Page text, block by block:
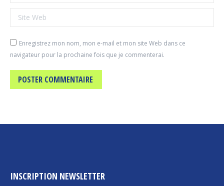
Site Web
Enregistrez mon nom, mon e-mail et mon site Web dans ce
navigateur pour la prochaine fois que je commenterai.
POSTER COMMENTAIRE
INSCRIPTION NEWSLETTER